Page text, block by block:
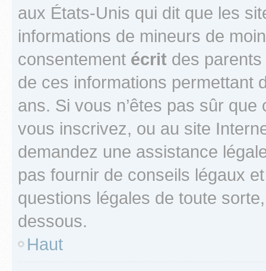
aux États-Unis qui dit que les
informations de mineurs de
consentement écrit des parents
de ces informations permettant
ans. Si vous n’êtes pas sûr
vous inscrivez, ou au site
demandez une assistance
pas fournir de conseils légaux
questions légales de toute
dessous.
Haut